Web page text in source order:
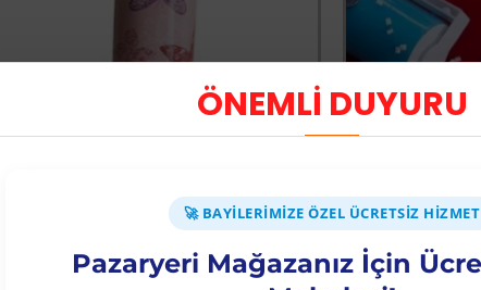
ÖNEMLİ DUYURU
🚀 BAYILERIMIZE ÖZEL ÜCRETSIZ HIZMET
Pazaryeri Mağazanız İçin
Kedi Köpek Tüy Toplayıcı Yapışkanlı Rulo 60 Yaprak Pembe
-7 %
Yıkanabilir